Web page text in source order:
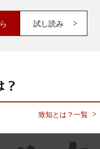
試し読み
致知とは？一覧